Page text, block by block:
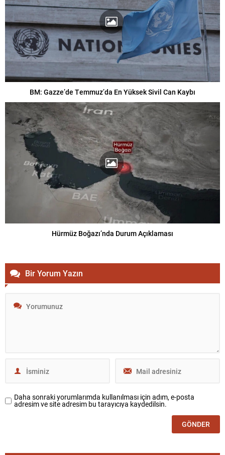
BM: Gazze’de Temmuz’da En Yüksek Sivil Can Kaybı
Hürmüz Boğazı’nda Durum Açıklaması
Bir Yorum Yazın
Daha sonraki yorumlarımda kullanılması için adım, e-posta
adresim ve site adresim bu tarayıcıya kaydedilsin.